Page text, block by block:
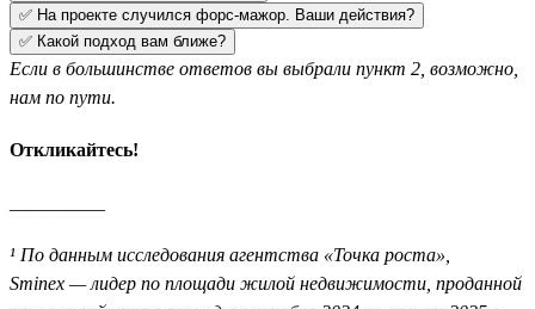
✅ На проекте случился форс-мажор. Ваши действия?
✅ Какой подход вам ближе?
Если в большинстве ответов вы выбрали пункт 2, возможно,
нам по пути.
Откликайтесь!
¹ По данным исследования агентства «Точка роста»,
Sminex — лидер по площади жилой недвижимости, проданной